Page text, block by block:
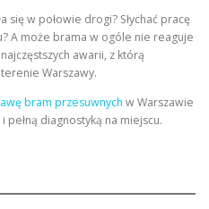
się w połowie drogi? Słychać pracę
A może brama w ogóle nie reaguje
awarii, z którą
Warszawy.
bram przesuwnych w Warszawie
diagnostyką na miejscu.